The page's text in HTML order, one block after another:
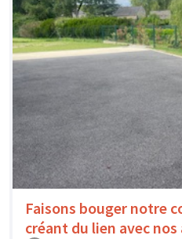
Faisons bouger notre
créant du lien avec nos